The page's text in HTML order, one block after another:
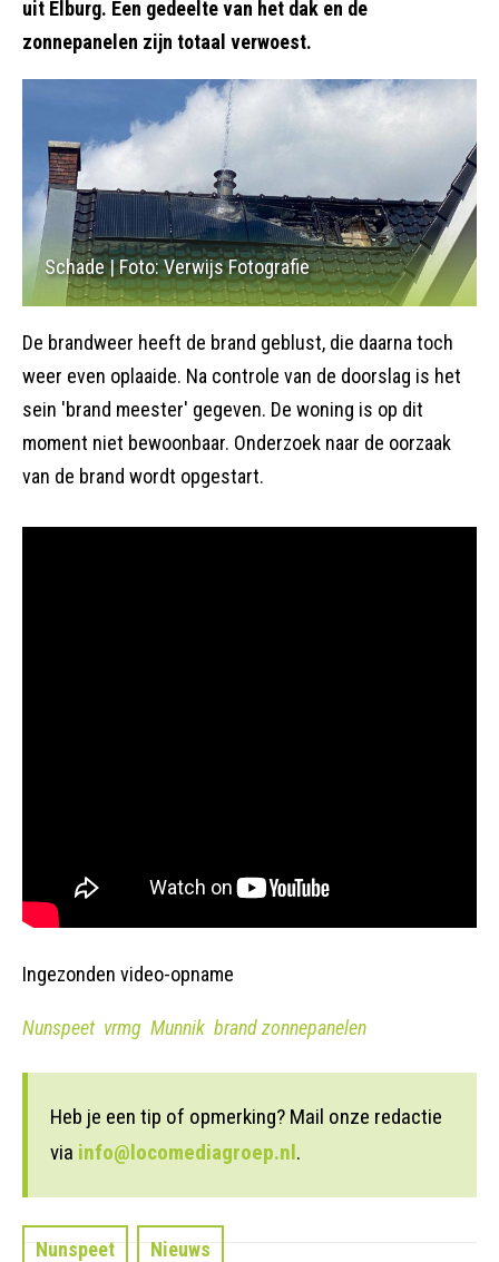
uit Elburg. Een gedeelte van het dak en de
zonnepanelen zijn totaal verwoest.
Schade | Foto: Verwijs Fotografie
De brandweer heeft de brand geblust, die daarna toch
weer even oplaaide. Na controle van de doorslag is het
sein 'brand meester' gegeven. De woning is op dit
moment niet bewoonbaar. Onderzoek naar de oorzaak
van de brand wordt opgestart.
Ingezonden video-opname
Nunspeet vrmg Munnik brand zonnepanelen
Heb je een tip of opmerking? Mail onze redactie
via info@locomediagroep.nl.
Nunspeet Nieuws